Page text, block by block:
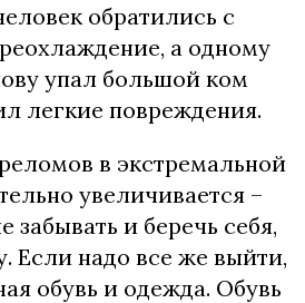
обратились с
а одному
упал большой ком
легкие повреждения.
в экстремальной
увеличивается –
забывать и беречь себя,
Если надо все же выйти,
обувь и одежда. Обувь